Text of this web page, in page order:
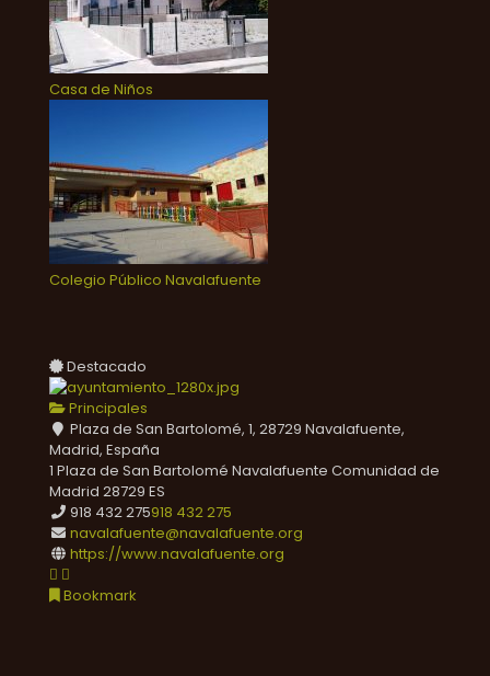
Casa de Niños
Colegio Público Navalafuente
Destacado
Principales
Plaza de San Bartolomé, 1, 28729 Navalafuente,
Madrid, España
1 Plaza de San Bartolomé Navalafuente Comunidad de
Madrid 28729 ES
918 432 275918 432 275
navalafuente@navalafuente.org
https://www.navalafuente.org
Bookmark